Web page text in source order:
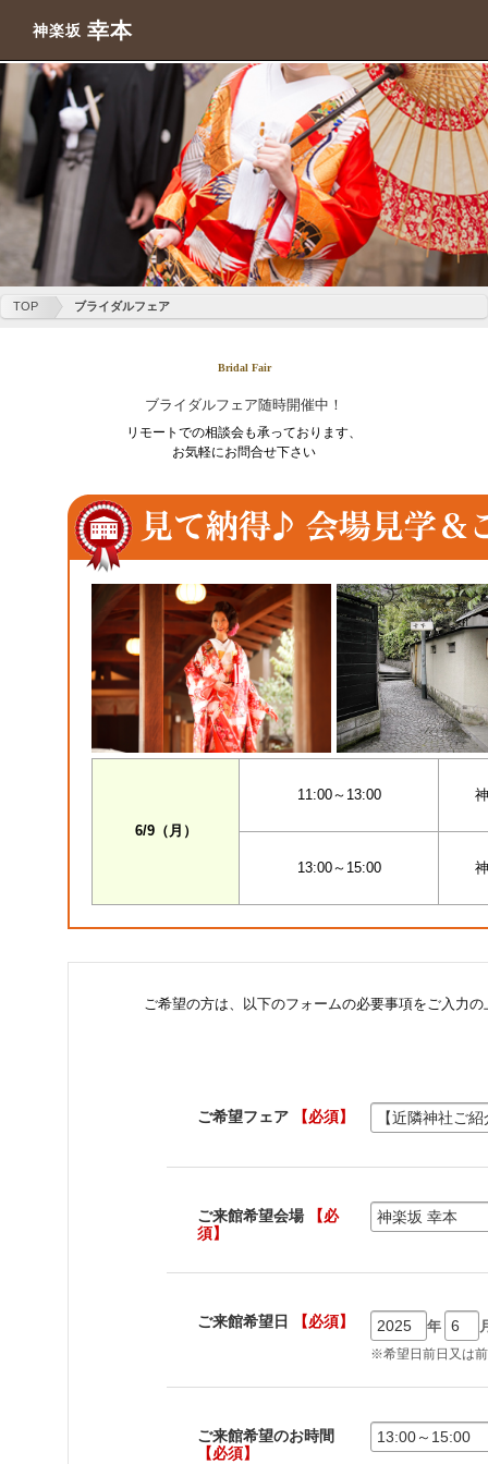
神楽坂 幸本
TOP ブライダルフェア
Bridal Fair
ブライダルフェア随時開催中！
リモートでの相談会も承っております、
お気軽にお問合せ下さい
6/9（月）
11:00～13:00
13:00～15:00